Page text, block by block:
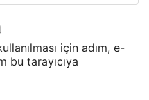
için adım, e-
bu tarayıcıya